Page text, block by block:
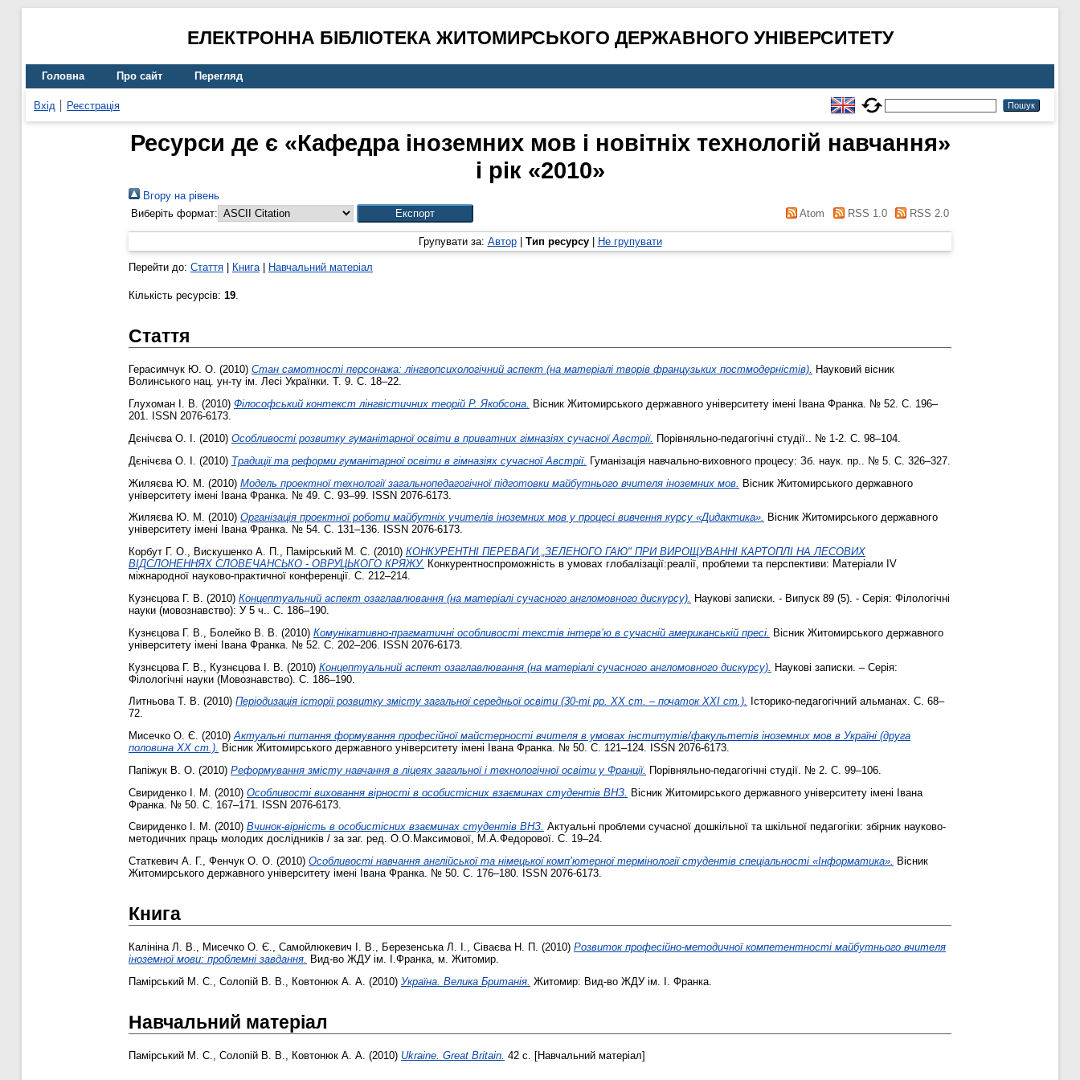
ЕЛЕКТРОННА БІБЛІОТЕКА ЖИТОМИРСЬКОГО ДЕРЖАВНОГО УНІВЕРСИТЕТУ
Головна Про сайт Перегляд
Вхід Реєстрація
Ресурси де є «Кафедра іноземних мов і новітніх технологій навчання»
і рік «2010»
Вгору на рівень
Виберіть формат:
Atom RSS 1.0 RSS 2.0
Групувати за: Автор| Тип ресурсу| Не групувати
Перейти до: Стаття Книга| Навчальний матеріал
Кількість ресурсів: 19.
Стаття
Герасимчук Ю. О. (2010) Стан самотності персонажа: лінгвопсихологічний аспект (на матеріалі творів французьких постмодерністів). Науковий вісник
Волинського нац. ун-ту ім. Лесі Українки. Т. 9. С. 18–22.
Глухоман І. В. (2010) Філософський контекст лінгвістичних теорій Р. Якобсона. Вісник Житомирського державного університету імені Івана Франка. № 52. С. 196–
201. ISSN 2076-6173.
Дєнічєва О. І.
(2010) Особливості розвитку гуманітарної освіти в приватних гімназіях сучасної Австрії. Порівняльно-педагогічні студії.. № 1-2. С. 98–104.
Дєнічєва О. І. (2010) Традиції та реформи гуманітарної освіти в гімназіях сучасної Австрії. Гуманізація навчально-виховного процесу: Зб. наук. пр.. № 5. С. 326–327.
Жиляєва Ю. М. (2010) Модель проектної технології загальнопедагогічної підготовки майбутнього вчителя іноземних мов. Вісник Житомирського державного
університету імені Івана Франка. № 49. С. 93–99. ISSN 2076-6173.
Жиляєва Ю. М. (2010) Організація проектної роботи майбутніх учителів іноземних мов у процесі вивчення курсу «Дидактика». Вісник Житомирського державного
університету імені Івана Франка. № 54. С. 131–136. ISSN 2076-6173.
Корбут Г. О., Вискушенко А. П., Памірський М. С. (2010) КОНКУРЕНТНІ ПЕРЕВАГИ „ЗЕЛЕНОГО ГАЮ" ПРИ ВИРОЩУВАННІ КАРТОПЛІ НА ЛЕСОВИХ
ВІДСЛОНЕННЯХ СЛОВЕЧАНСЬКО - ОВРУЦЬКОГО КРЯЖУ. Конкурентноспроможність в умовах глобалізації:реалії, проблеми та перспективи: Матеріали IV
міжнародної науково-практичної конференції. С. 212–214.
Кузнєцова Г. В. (2010) Концептуальний аспект озаглавлювання (на матеріалі сучасного англомовного дискурсу).
Наукові записки. - Випуск 89 (5). - Серія: Філологічні
науки (мовознавство): У 5 ч.. С. 186–190.
Кузнєцова Г. В.
Болейко В. В. (2010) Комунікативно-прагматичні особливості текстів інтерв’ю в сучасній американській пресі. Вісник Житомирського державного
університету імені Івана Франка. № 52. С. 202–206. ISSN 2076-6173.
Кузнєцова Г. В.
Кузнєцова І. В. (2010) Концептуальний аспект озаглавлювання (на матеріалі сучасного англомовного дискурсу). Наукові записки. – Серія:
Філологічні науки (Мовознавство). С. 186–190.
Литньова Т. В. (2010) Періодизація історії розвитку змісту загальної середньої освіти (30-ті рр. ХХ ст. – початок ХХІ ст.).
Історико-педагогічний альманах. С. 68–
72.
Мисечко О. Є. (2010)Актуальні питання формування професійної майстерності вчителя в умовах інститутів/факультетів іноземних мов в Україні (друга
половина ХХ ст.). Вісник Житомирського державного університету імені Івана Франка. № 50. С. 121–124. ISSN 2076-6173.
Папіжук В. О. (2010) Реформування змісту навчання в ліцеях загальної і технологічної освіти у Франції. Порівняльно-педагогічні студії. № 2. С. 99–106.
Свириденко І. М. (2010) Особливості виховання вірності в особистісних взаєминах студентів ВНЗ. Вісник Житомирського державного університету імені Івана
Франка. № 50. С. 167–171. ISSN 2076-6173.
Свириденко І. М. (2010) Вчинок-вірність в особистісних взаєминах студентів ВНЗ. Актуальні проблеми сучасної дошкільної та шкільної педагогіки: збірник науково-
методичних праць молодих дослідників / за заг. ред. О.О.Максимової, М.А.Федорової. С. 19–24.
Статкевич А. Г., Фенчук О. О. (2010) Особливості навчання англійської та німецької комп’ютерної термінології студентів спеціальності «Інформатика». Вісник
Житомирського державного університету імені Івана Франка. № 50. С. 176–180. ISSN 2076-6173.
Книга
Калініна Л. В., Мисечко О. Є., Самойлюкевич І. В., Березенська Л. І., Сіваєва Н. П. (2010) Розвиток професійно-методичної компетентності майбутнього вчителя
іноземної мови: проблемні завдання. Вид-во ЖДУ ім. І.Франка, м. Житомир.
Памірський М. С., Солопій В. В., Ковтонюк А. А. (2010) Україна. Велика Британія. Житомир: Вид-во ЖДУ ім. І. Франка.
Навчальний матеріал
Памірський М. С., Солопій В. В., Ковтонюк А. А. (2010) Ukraine. Great Britain. 42 с. [Навчальний матеріал]